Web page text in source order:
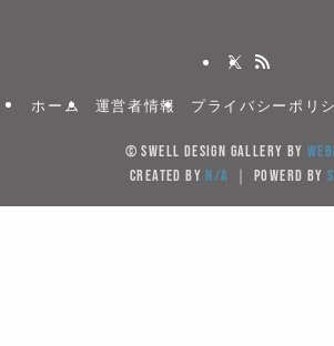
ホーム 運営者情報 プライバシーポリ
© SWELL DESIGN GALLERY by
created byN/A ｜ powerd by